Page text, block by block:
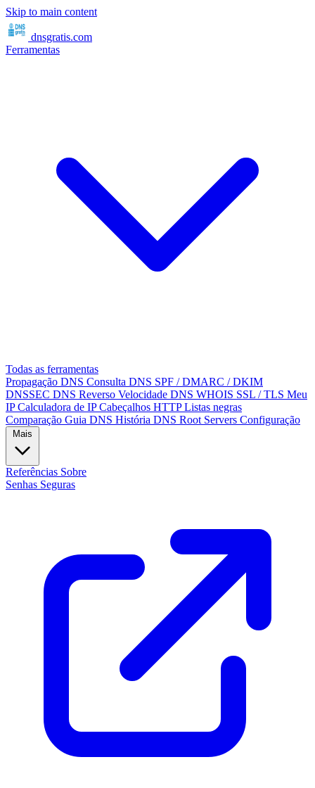
Skip to main content
dnsgratis.com
Ferramentas
Todas as ferramentas
Propagação DNS Consulta DNS SPF / DMARC / DKIM
DNSSEC DNS Reverso Velocidade DNS WHOIS SSL / TLS Meu
IPCalculadora de IPCabeçalhos HTTPListas negras
Comparação Guia DNS História DNS Root Servers Configuração
Referências Sobre
Senhas Seguras